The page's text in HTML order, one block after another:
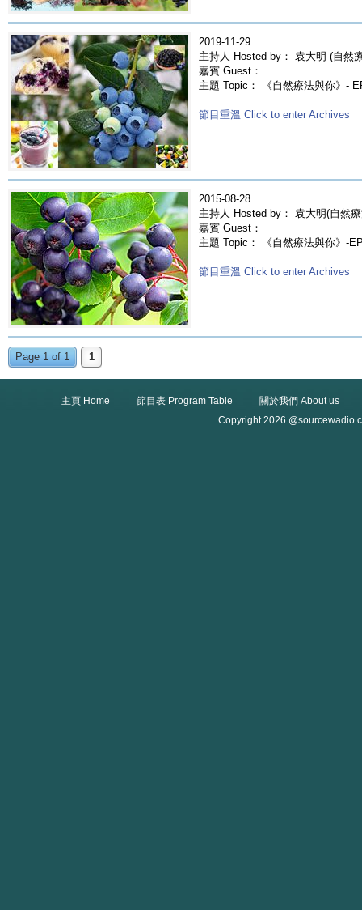
2019-11-29
主持人 Hosted by： 袁大明 (自然
嘉賓 Guest：
主題 Topic： 《自然療法與你》-
節目重溫 Click to enter Archives
2015-08-28
主持人 Hosted by： 袁大明(自然
嘉賓 Guest：
主題 Topic： 《自然療法與你》-
節目重溫 Click to enter Archives
Page 1 of 1 1
主頁 Home 節目表 Program Table
關於我們 About us
Copyright 2026